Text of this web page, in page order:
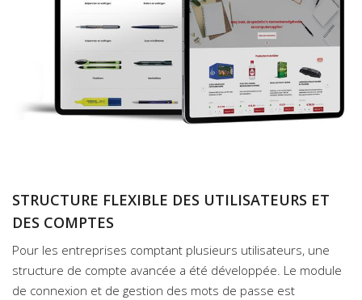
STRUCTURE FLEXIBLE DES UTILISATEURS ET
DES COMPTES
Pour les entreprises comptant plusieurs utilisateurs, une
structure de compte avancée a été développée. Le module
de connexion et de gestion des mots de passe est